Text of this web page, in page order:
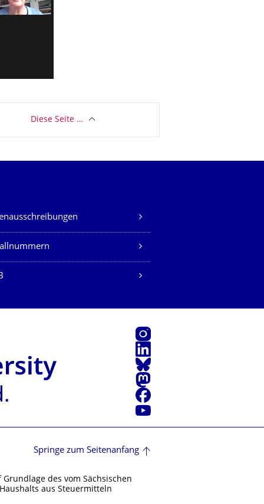
Diese Seite …
Instagram
LinkedIn
Bluesky
Mastodon
Facebook
Youtube
Springe zum Seitenanfang
des vom Sächsischen
aus Steuermitteln